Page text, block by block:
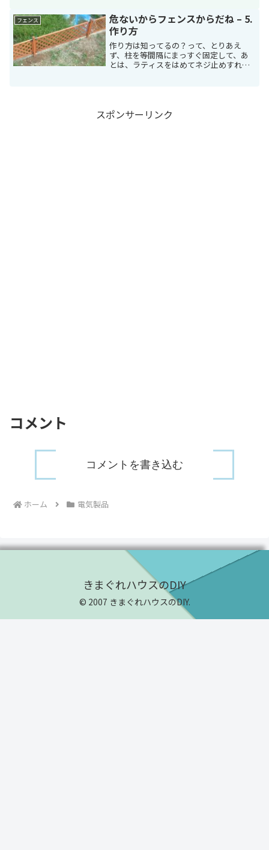
んに購入。乗用車ではとても運べない量
なので、ホームセンター...
フェンス
危ないからフェンスからだね – 5.
作り方
作り方は知ってるの？って、とりあえ
ず、柱を等間隔にまっすぐ固定して、あ
とは、ラティスをはめてネジ止めすれば
スポンサーリンク
コメント
コメントを書き込む
ホーム 電気製品
きまぐれハウスのDIY
© 2007 きまぐれハウスのDIY.